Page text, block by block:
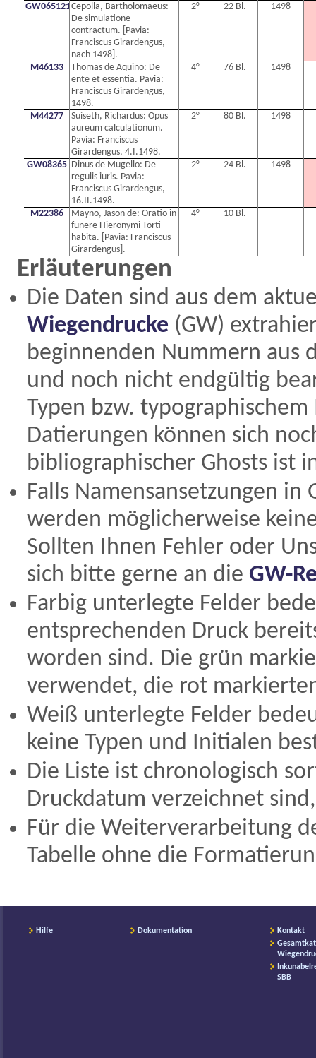
GW0651210NCepolla, Bartholomaeus:
De simulatione
contractum. [Pavia:
Franciscus Girardengus,
nach 1498].
2° 22 Bl. 1498
M46133
Thomas de Aquino: De
ente et essentia. Pavia:
Franciscus Girardengus,
1498.
4° 76 Bl. 1498
M44277
Suiseth, Richardus: Opus
aureum calculationum.
Pavia: Franciscus
Girardengus, 4.I.1498.
2° 80 Bl. 1498
GW08365 Dinus de Mugello: De
regulis iuris. Pavia:
Franciscus Girardengus,
16.II.1498.
2° 24 Bl. 1498
M22386
Mayno, Jason de: Oratio in
funere Hieronymi Torti
habita. [Pavia: Franciscus
Girardengus].
4° 10 Bl.
Erläuterungen
Die Daten sind aus dem
Wiegendrucke (GW)
beginnenden Nummern aus
und noch nicht endgültig
Typen bzw.
Datierungen können sich
bibliographischer Ghosts ist
Falls Namensansetzungen
werden möglicherweise
Sollten Ihnen Fehler oder
sich bitte gerne an die GW-
Farbig unterlegte Felder
entsprechenden Druck
worden sind. Die grün
verwendet, die rot
Weiß unterlegte Felder
keine Typen und Initialen
Die Liste ist chronologisch
Druckdatum verzeichnet
Für die Weiterverarbeitung
Tabelle ohne die
Hilfe Dokumentation
Kontakt
SBB